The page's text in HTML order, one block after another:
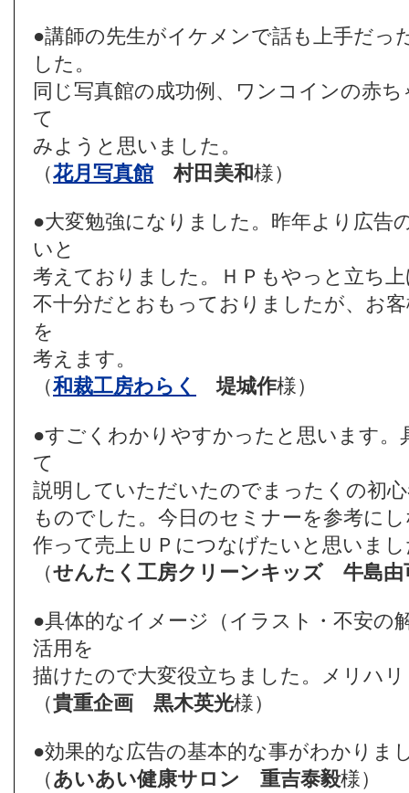
●講師の先生がイケメンで話も上手だっ
した。
同じ写真館の成功例、ワンコインの赤
て
みようと思いました。
（花月写真館 村田美和様）
●大変勉強になりました。昨年より広告
いと
考えておりました。ＨＰもやっと立ち
不十分だとおもっておりましたが、お
を
考えます。
（和裁工房わらく 堤城作様）
●すごくわかりやすかったと思います。
て
説明していただいたのでまったくの初
ものでした。今日のセミナーを参考に
作って売上ＵＰにつなげたいと思いま
（せんたく工房クリーンキッズ 牛島由
●具体的なイメージ（イラスト・不安の
活用を
描けたので大変役立ちました。メリハ
（貴重企画 黒木英光様）
●効果的な広告の基本的な事がわかりま
（あいあい健康サロン 重吉泰毅様）